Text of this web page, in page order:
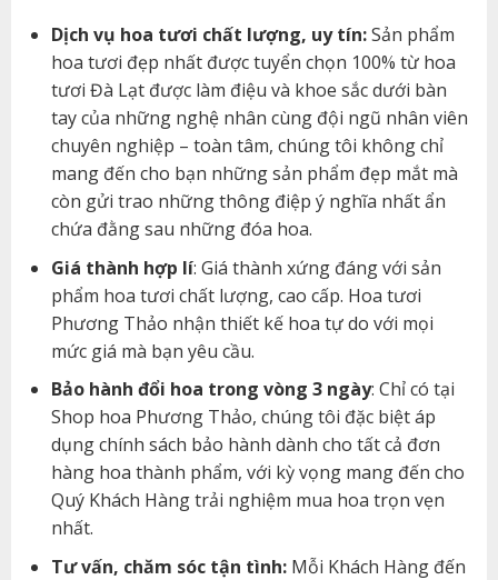
Dịch vụ hoa tươi chất lượng, uy tín:Sản phẩm
hoa tươi đẹp nhất được tuyển chọn 100% từ hoa
tươi Đà Lạt được làm điệu và khoe sắc dưới bàn
tay của những nghệ nhân cùng đội ngũ nhân viên
chuyên nghiệp – toàn tâm, chúng tôi không chỉ
mang đến cho bạn những sản phẩm đẹp mắt mà
còn gửi trao những thông điệp ý nghĩa nhất ẩn
chứa đằng sau những đóa hoa.
Giá thành hợp lí: Giá thành xứng đáng với sản
phẩm hoa tươi chất lượng, cao cấp. Hoa tươi
Phương Thảo nhận thiết kế hoa tự do với mọi
mức giá mà bạn yêu cầu.
Bảo hành đổi hoa trong vòng 3 ngày: Chỉ có tại
Shop hoa Phương Thảo, chúng tôi đặc biệt áp
dụng chính sách bảo hành dành cho tất cả đơn
hàng hoa thành phẩm, với kỳ vọng mang đến cho
Quý Khách Hàng trải nghiệm mua hoa trọn vẹn
nhất.
Tư vấn, chăm sóc tận tình:Mỗi Khách Hàng đến